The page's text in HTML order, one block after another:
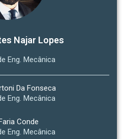
Najar Lopes
Eng. Mecânica
Da Fonseca
Eng. Mecânica
Conde
Eng. Mecânica